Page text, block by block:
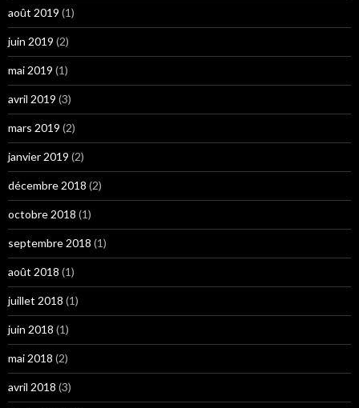
août 2019 (1)
juin 2019 (2)
mai 2019 (1)
avril 2019 (3)
mars 2019 (2)
janvier 2019 (2)
décembre 2018 (2)
octobre 2018 (1)
septembre 2018 (1)
août 2018 (1)
juillet 2018 (1)
juin 2018 (1)
mai 2018 (2)
avril 2018 (3)